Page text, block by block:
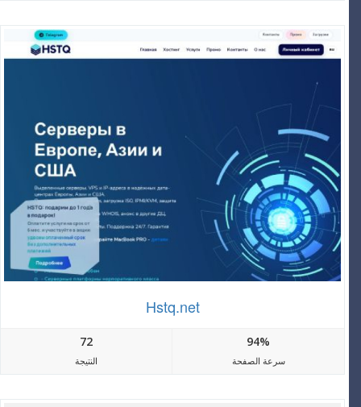
Hstq.net
72
النتيجة
94%
سرعة الصفحة